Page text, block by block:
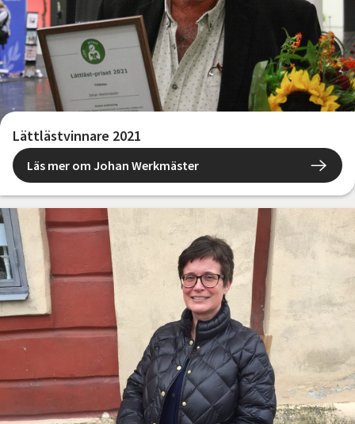
Lättlästvinnare 2021
Läs mer om Johan Werkmäster